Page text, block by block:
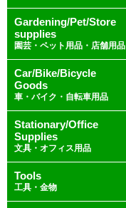
Gardening/Pet/Store
supplies
園芸・ペット用品・店舗用品
Car/Bike/Bicycle
Goods
車・バイク・自転車用品
Stationary/Office
Supplies
文具・オフィス用品
Tools
工具・金物